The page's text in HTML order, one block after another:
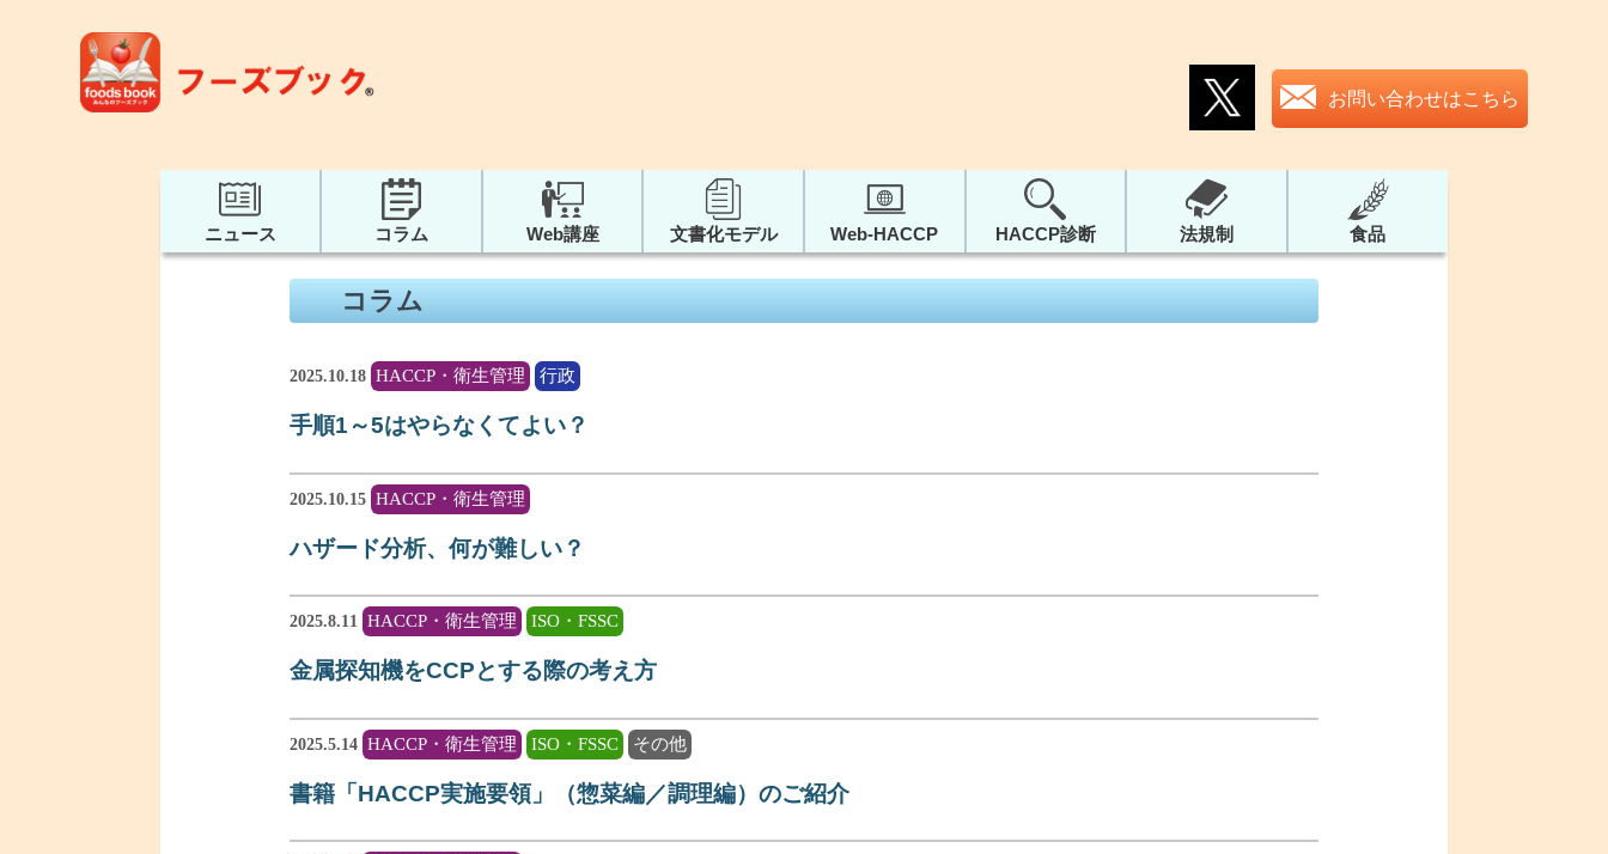
お問い合わせはこちら
ニュース コラム Web講座 文書化モデル Web-HACCP HACCP診断 法規制 食品
コラム
2025.10.18 HACCP・衛生管理 行政
手順1～5はやらなくてよい？
2025.10.15 HACCP・衛生管理
ハザード分析、何が難しい？
2025.8.11 HACCP・衛生管理 ISO・FSSC
金属探知機をCCPとする際の考え方
2025.5.14 HACCP・衛生管理 ISO・FSSC その他
書籍「HACCP実施要領」（惣菜編／調理編）のご紹介